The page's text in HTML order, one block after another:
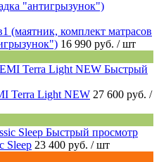
(маятник, комплект матрасов
16 990 руб. / шт
Быстрый
Terra Light NEW 27 600 руб. /
Быстрый просмотр
Sleep 23 400 руб. / шт